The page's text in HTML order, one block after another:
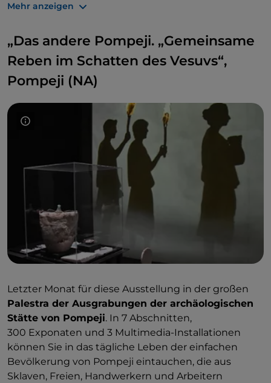
einfangen lassen
Experiment des Meisters gewidmet, mit fast
durchsichtigen Werken, die eine zarte
Herangehensweise an seine vertrauten Themen
offenbaren. Gebührenpflichtiger Eintritt,
Mehr anzeigen
„Das andere Pompeji. „Gemeinsame
Reben im Schatten des Vesuvs“,
Pompeji (NA)
Letzter Monat für diese Ausstellung in der großen
Palestra der Ausgrabungen der archäologischen
Stätte von Pompeji. In 7 Abschnitten,
300 Exponaten und 3 Multimedia-Installationen
können Sie in das tägliche Leben der einfachen
Bevölkerung von Pompeji eintauchen, die aus
Sklaven, Freien, Handwerkern und Arbeitern